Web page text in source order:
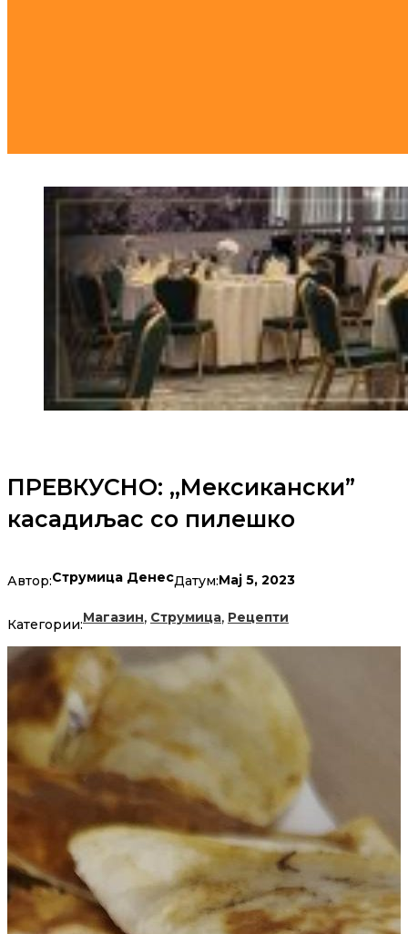
ПРЕВКУСНО: ,,Мексикански”
касадиљас со пилешко
Автор:Струмица ДенесДатум:Мај 5, 2023
Категории:Магазин, Струмица, Рецепти